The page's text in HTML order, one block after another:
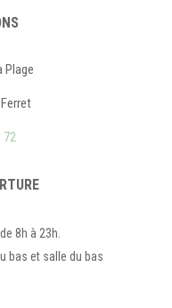
Plage
72
8h à 23h.
bas et salle du bas